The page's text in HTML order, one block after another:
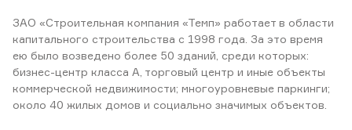
ЗАО «Строительная компания «Темп» работает в области
капитального строительства с 1998 года. За это время
ею было возведено более 50 зданий, среди которых:
бизнес-центр класса А, торговый центр и иные объекты
коммерческой недвижимости; многоуровневые паркинги;
около 40 жилых домов и социально значимых объектов.